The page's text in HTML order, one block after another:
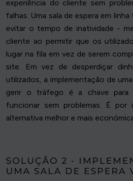
experiência do cliente sem
falhas. Uma sala de espera em
evitar o tempo de inatividade -
cliente ao permitir que os
lugar na fila em vez de serem
site. Em vez de desperdiçar
utilizados, a implementação de
gerir o tráfego é a chave
funcionar sem problemas. É por
alternativa melhor e mais
SOLUÇÃO 2 -
UMA SALA DE ESPERA